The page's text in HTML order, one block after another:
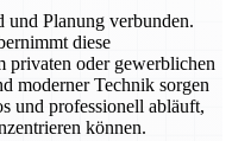
Planung verbunden.
diese
privaten oder gewerblichen
moderner Technik sorgen
und professionell abläuft,
können.